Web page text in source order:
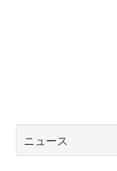
ニュース